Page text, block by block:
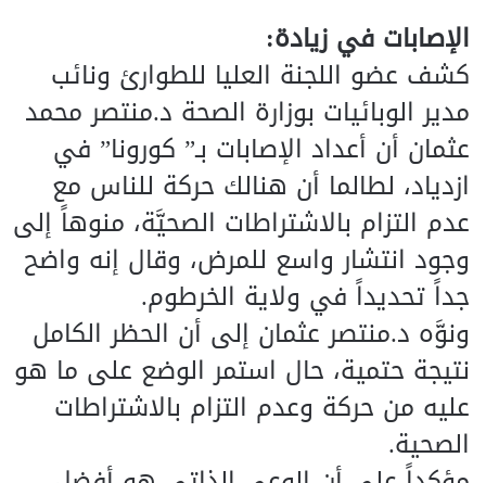
الإصابات في زيادة:
كشف عضو اللجنة العليا للطوارئ ونائب
مدير الوبائيات بوزارة الصحة د.منتصر محمد
عثمان أن أعداد الإصابات بـ” كورونا” في
ازدياد، لطالما أن هنالك حركة للناس مع
عدم التزام بالاشتراطات الصحيَّة، منوهاً إلى
وجود انتشار واسع للمرض، وقال إنه واضح
جداً تحديداً في ولاية الخرطوم.
ونوَّه د.منتصر عثمان إلى أن الحظر الكامل
نتيجة حتمية، حال استمر الوضع على ما هو
عليه من حركة وعدم التزام بالاشتراطات
الصحية.